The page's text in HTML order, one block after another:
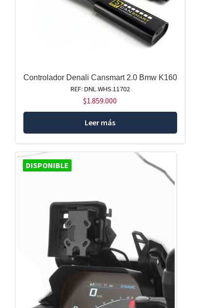
Controlador Denali Cansmart 2.0 Bmw K160
REF: DNL.WHS.11702
$1.859.000
Leer más
DISPONIBLE